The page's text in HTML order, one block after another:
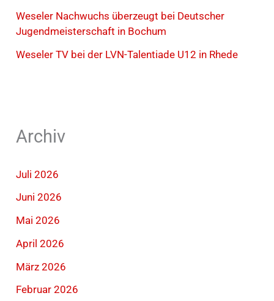
Weseler Nachwuchs überzeugt bei Deutscher
Jugendmeisterschaft in Bochum
Weseler TV bei der LVN-Talentiade U12 in Rhede
Archiv
Juli 2026
Juni 2026
Mai 2026
April 2026
März 2026
Februar 2026